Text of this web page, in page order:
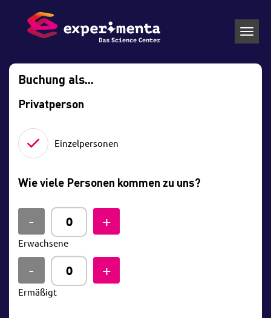
Buchung als...
Privatperson
Einzelpersonen
Wie viele Personen kommen zu uns?
Erwachsene
Ermäßigt